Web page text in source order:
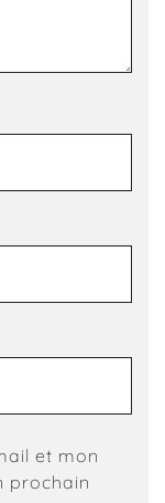
et mon
prochain